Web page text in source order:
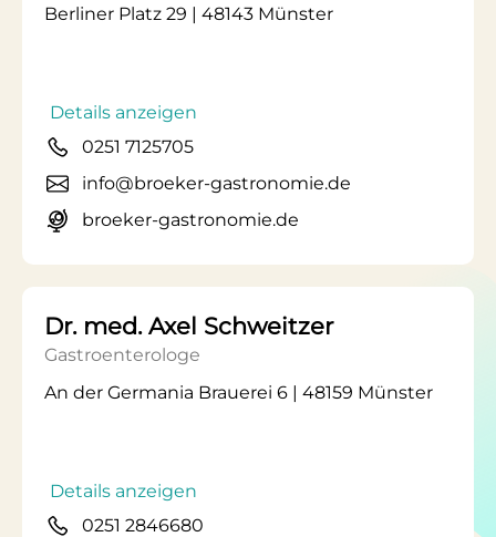
Berliner Platz 29 | 48143 Münster
Details anzeigen
0251 7125705
info@broeker-gastronomie.de
broeker-gastronomie.de
Dr. med. Axel Schweitzer
Gastroenterologe
An der Germania Brauerei 6 | 48159 Münster
Details anzeigen
0251 2846680